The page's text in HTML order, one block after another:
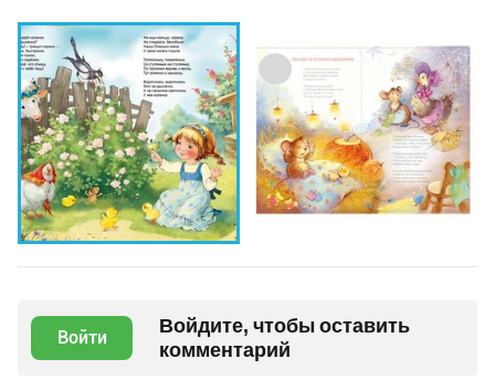
Войти
Войдите, чтобы оставить
комментарий